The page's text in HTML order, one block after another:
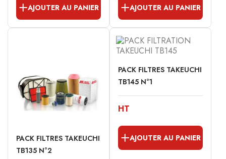
AJOUTER AU PANIER AJOUTER AU PANIER
PACK FILTRES TAKEUCHI
TB135 N°2
PACK FILTRES TAKEUCHI
TB145 N°1
HT
AJOUTER AU PANIER